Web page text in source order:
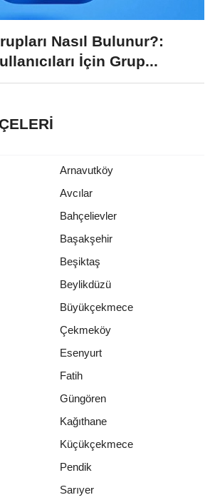
Nasıl Bulunur?:
İçin Grup...
Arnavutköy
Avcılar
Bahçelievler
Başakşehir
Beşiktaş
Beylikdüzü
Büyükçekmece
Çekmeköy
Esenyurt
Fatih
Güngören
Kağıthane
Küçükçekmece
Pendik
Sarıyer